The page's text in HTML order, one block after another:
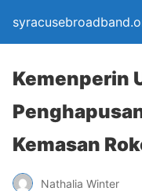
Kemenperin
Kemasan
Nathalia Winter